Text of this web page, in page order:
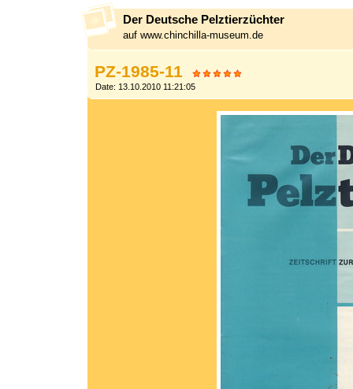
Der Deutsche Pelztierzüchter
auf www.chinchilla-museum.de
PZ-1985-11
Date: 13.10.2010 11:21:05